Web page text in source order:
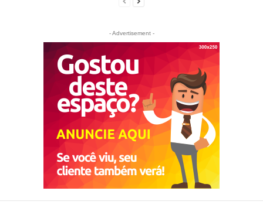
- Advertisement -